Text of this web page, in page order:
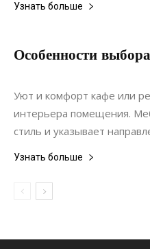
Узнать больше
Особенности
16.08.2021
Уют и комфорт кафе или
интерьера помещения.
стиль и указывает
Узнать больше